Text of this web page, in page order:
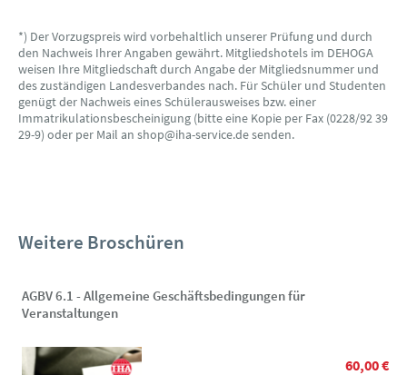
*) Der Vorzugspreis wird vorbehaltlich unserer Prüfung und durch
den Nachweis Ihrer Angaben gewährt. Mitgliedshotels im DEHOGA
weisen Ihre Mitgliedschaft durch Angabe der Mitgliedsnummer und
des zuständigen Landesverbandes nach. Für Schüler und Studenten
genügt der Nachweis eines Schülerausweises bzw. einer
Immatrikulationsbescheinigung (bitte eine Kopie per Fax (0228/92 39
29-9) oder per Mail an shop@iha-service.de senden.
Weitere Broschüren
AGBV 6.1 - Allgemeine Geschäftsbedingungen für
Veranstaltungen
60,00 €